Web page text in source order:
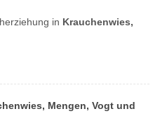
in Krauchenwies,
Mengen, Vogt und